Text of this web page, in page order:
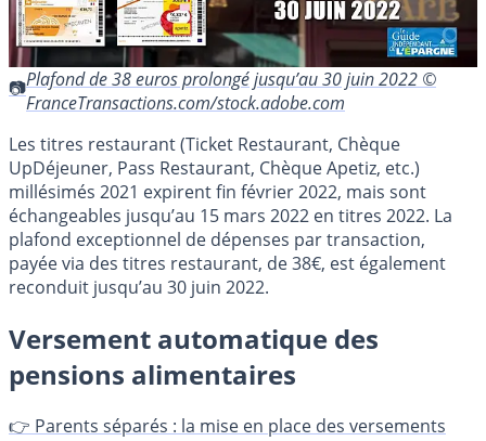
Plafond de 38 euros prolongé jusqu’au 30 juin 2022 ©
FranceTransactions.com/stock.adobe.com
Les titres restaurant (Ticket Restaurant, Chèque
UpDéjeuner, Pass Restaurant, Chèque Apetiz, etc.)
millésimés 2021 expirent fin février 2022, mais sont
échangeables jusqu’au 15 mars 2022 en titres 2022. La
plafond exceptionnel de dépenses par transaction,
payée via des titres restaurant, de 38€, est également
reconduit jusqu’au 30 juin 2022.
Versement automatique des
pensions alimentaires
👉 Parents séparés : la mise en place des versements